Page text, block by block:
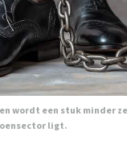
wordt een stuk minder
ligt.